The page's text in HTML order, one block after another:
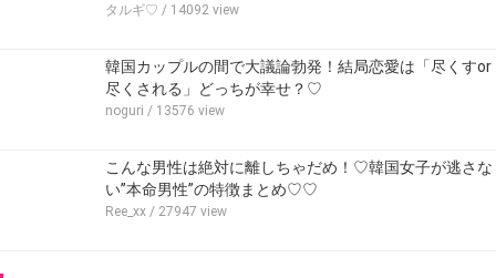
タルギ♡ / 14092 view
韓国カップルの間で大議論勃発！結局恋愛は「尽くすor
尽くされる」どっちが幸せ？♡
noguri / 13576 view
こんな男性は絶対に離しちゃだめ！♡韓国女子が逃さな
い”本命男性”の特徴まとめ♡♡
Ree_xx / 27947 view